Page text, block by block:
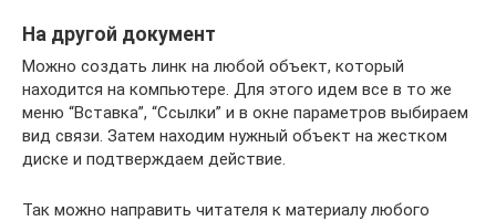
На другой документ
Можно создать линк на любой объект, который
находится на компьютере. Для этого идем все в то же
меню “Вставка”, “Ссылки” и в окне параметров выбираем
вид связи. Затем находим нужный объект на жестком
диске и подтверждаем действие.
Так можно направить читателя к материалу любого